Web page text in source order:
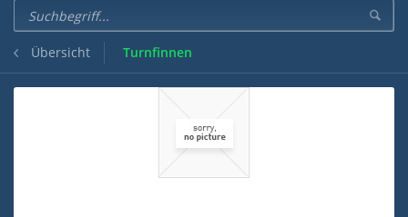
Übersicht Turnfinnen